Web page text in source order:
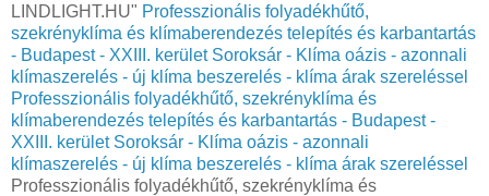
LINDLIGHT.HU" Professzionális folyadékhűtő,
szekrényklíma és klímaberendezés telepítés és karbantartás
- Budapest - XXIII. kerület Soroksár - Klíma oázis - azonnali
klímaszerelés - új klíma beszerelés - klíma árak szereléssel
Professzionális folyadékhűtő, szekrényklíma és
klímaberendezés telepítés és karbantartás - Budapest -
XXIII. kerület Soroksár - Klíma oázis - azonnali
klímaszerelés - új klíma beszerelés - klíma árak szereléssel
Professzionális folyadékhűtő, szekrényklíma és